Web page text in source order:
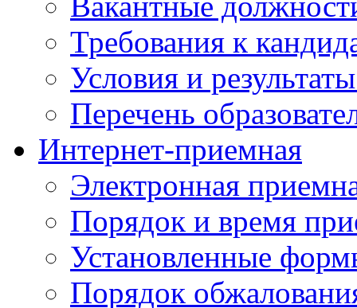
Требования к
Условия и
Перечень
Интернет-приемная
Электронная
Порядок и время
Установленные
Порядок